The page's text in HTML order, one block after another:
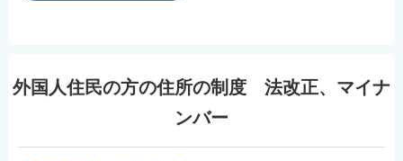
外国人住民の方の住所の制度 法改正、マイナ
ンバー